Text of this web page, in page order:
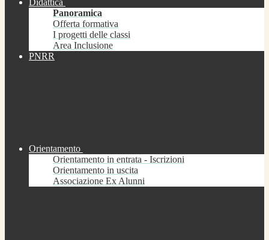
Didattica
Panoramica
Offerta formativa
I progetti delle classi
Area Inclusione
PNRR
Orientamento
Orientamento in entrata - Iscrizioni
Orientamento in uscita
Associazione Ex Alunni